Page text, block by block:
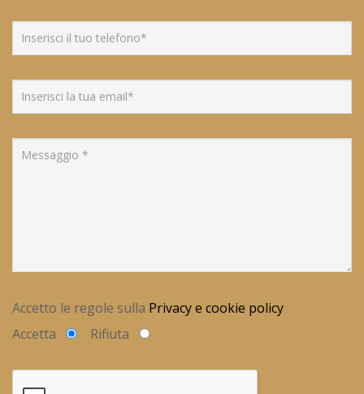
Accetto le regole sulla Privacy e cookie policy
Accetta
Rifiuta